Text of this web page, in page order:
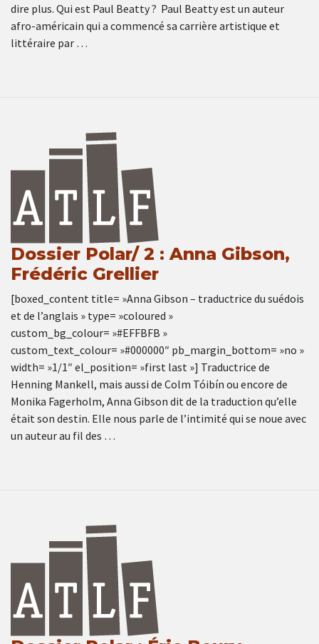
dire plus. Qui est Paul Beatty ? Paul Beatty est un auteur
afro-américain qui a commencé sa carrière artistique et
littéraire par …
Dossier Polar/ 2 : Anna Gibson,
Frédéric Grellier
[boxed_content title= »Anna Gibson – traductrice du suédois
et de l’anglais » type= »coloured »
custom_bg_colour= »#EFFBFB »
custom_text_colour= »#000000″ pb_margin_bottom= »no »
width= »1/1″ el_position= »first last »] Traductrice de
Henning Mankell, mais aussi de Colm Tóibín ou encore de
Monika Fagerholm, Anna Gibson dit de la traduction qu’elle
était son destin. Elle nous parle de l’intimité qui se noue avec
un auteur au fil des …